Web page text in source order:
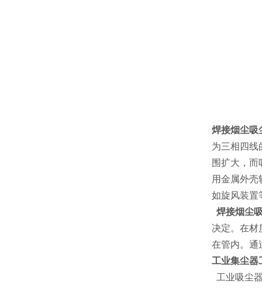
焊接烟尘吸
为三相四线
围扩大，
用金属外
如旋风装置
焊接烟尘
决定。在材
在管内。通
工业集尘器
工业吸尘